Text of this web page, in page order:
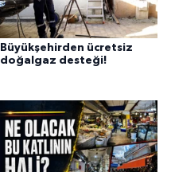
Büyükşehirden ücretsiz
doğalgaz desteği!